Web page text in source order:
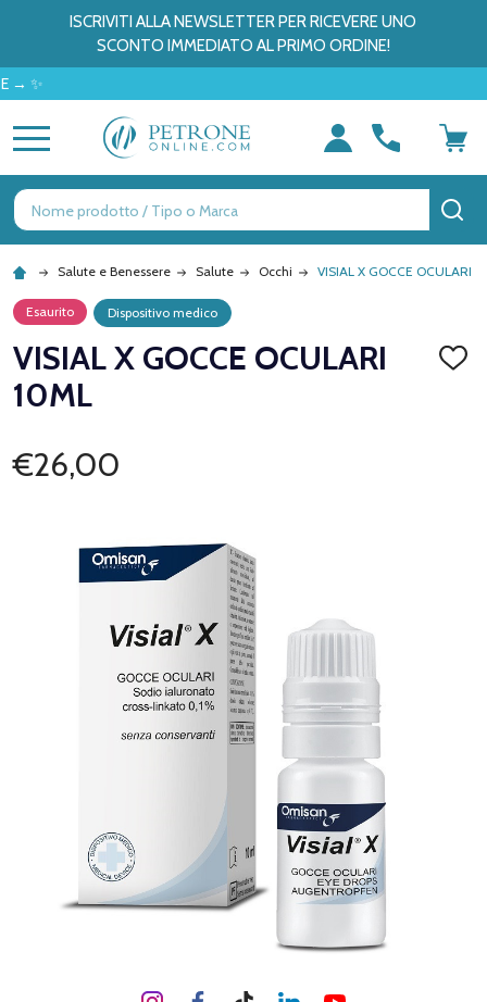
ISCRIVITI ALLA NEWSLETTER PER RICEVERE UNO
SCONTO IMMEDIATO AL PRIMO ORDINE!
Ricerca
Salute e Benessere Salute Occhi VISIAL X GOCCE OCULARI
Esaurito Dispositivo medico
VISIAL X GOCCE OCULARI
10ML
€26,00